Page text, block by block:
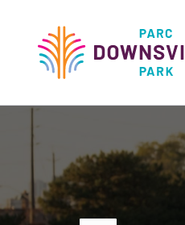
content
Downsview Park